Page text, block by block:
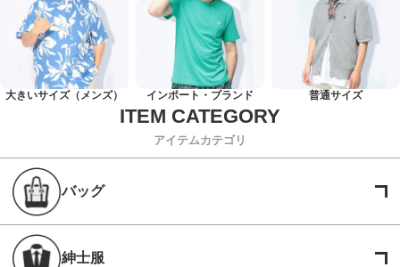
大きいサイズ（メンズ） インポート・ブランド 普通サイズ
アイテムカテゴリ
バッグ
紳士服